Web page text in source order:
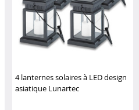
4 lanternes solaires à LED design
asiatique Lunartec